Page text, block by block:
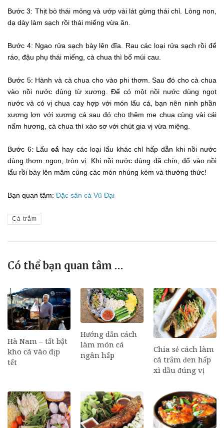
Bước 3: Thịt bò thái mỏng và ướp vài lát gừng thái chỉ. Lòng non,
dạ dày làm sạch rồi thái miếng vừa ăn.
Bước 4: Ngao rửa sạch bày lên đĩa. Rau các loại rửa sạch rồi để
ráo, đậu phụ thái miếng, cà chua thì bổ múi cau.
Bước 5: Hành và cà chua cho vào phi thơm. Sau đó cho cà chua
vào nồi nước dùng từ xương. Để có một nồi nước dùng ngọt
nước và có vị chua cay hợp với món lẩu cá, bạn nên ninh phần
xương lợn với xương cá sau đó cho thêm me chua cùng vài cái
nấm hương, cà chua thì xào sơ với chút gia vị vừa miệng.
Bước 6: Lẩucá hay các loại lẩu khác chỉ hấp dẫn khi nồi nước
dùng thơm ngon, tròn vị. Khi nồi nước dùng đã chín, đổ vào nồi
lẩu rồi bày lên mâm cùng các món nhúng kèm và thưởng thức!
Bạn quan tâm: Đặc sản cá Vũ Đại
Cá trắm
Có thể bạn quan tâm …
Hà Nam – tất bật
kho cá vào dịp
tết
Hướng dẫn cách
làm món cá
ngân hấp
Chia sẻ cách làm
cá trắm đen hấp
xì dầu đúng vị